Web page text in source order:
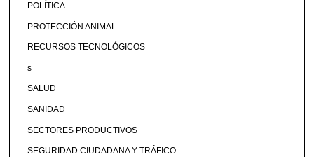
POLÍTICA
PROTECCIÓN ANIMAL
RECURSOS TECNOLÓGICOS
s
SALUD
SANIDAD
SECTORES PRODUCTIVOS
SEGURIDAD CIUDADANA Y TRÁFICO